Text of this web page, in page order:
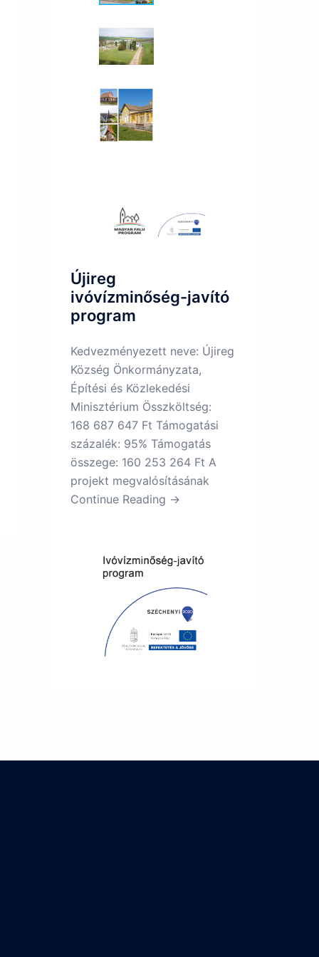
Újireg
ivóvízminőség-javító
program
Kedvezményezett neve: Újireg
Község Önkormányzata,
Építési és Közlekedési
Minisztérium Összköltség:
168 687 647 Ft Támogatási
százalék: 95% Támogatás
összege: 160 253 264 Ft A
projekt megvalósításának
Continue Reading →